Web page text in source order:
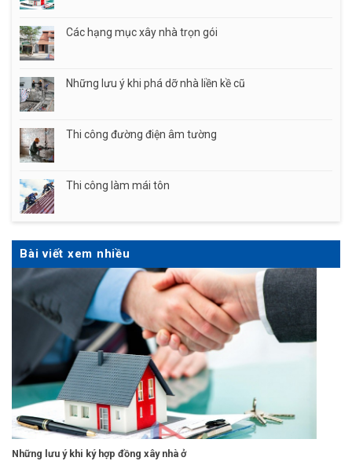
Các hạng mục xây nhà trọn gói
Những lưu ý khi phá dỡ nhà liền kề cũ
Thi công đường điện âm tường
Thi công làm mái tôn
Bài viết xem nhiều
Những lưu ý khi ký hợp đồng xây nhà ở